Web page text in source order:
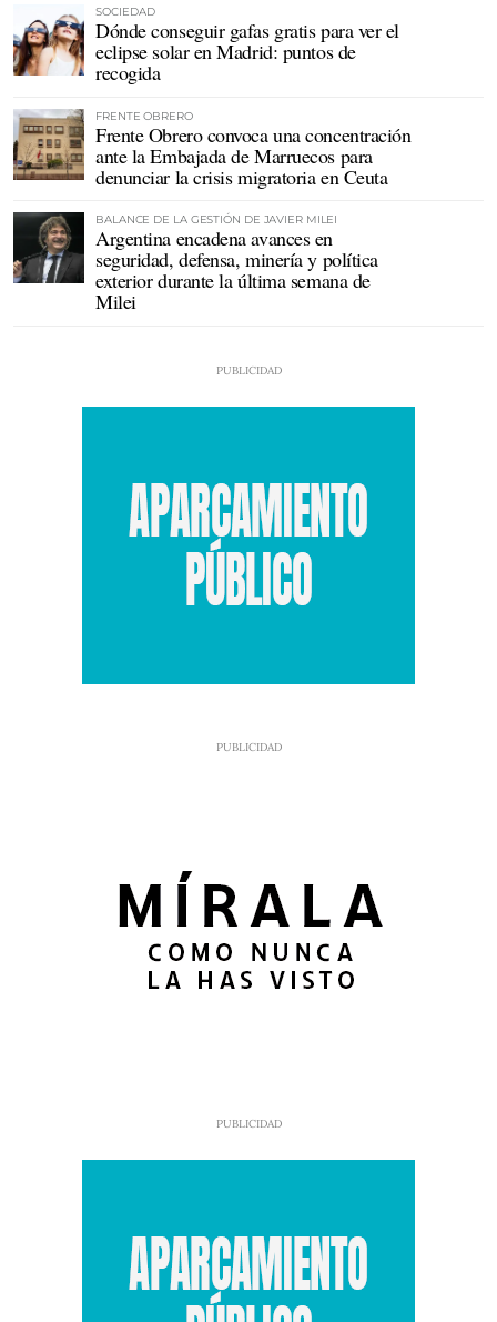
SOCIEDAD
Dónde conseguir gafas gratis para ver el
eclipse solar en Madrid: puntos de
recogida
FRENTE OBRERO
Frente Obrero convoca una concentración
ante la Embajada de Marruecos para
denunciar la crisis migratoria en Ceuta
BALANCE DE LA GESTIÓN DE JAVIER MILEI
Argentina encadena avances en
seguridad, defensa, minería y política
exterior durante la última semana de
Milei